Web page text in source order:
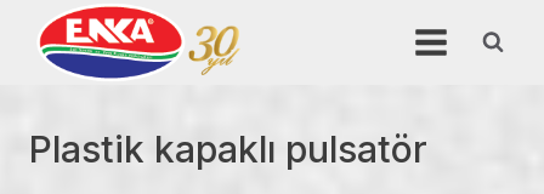
content
Plastik kapaklı pulsatör